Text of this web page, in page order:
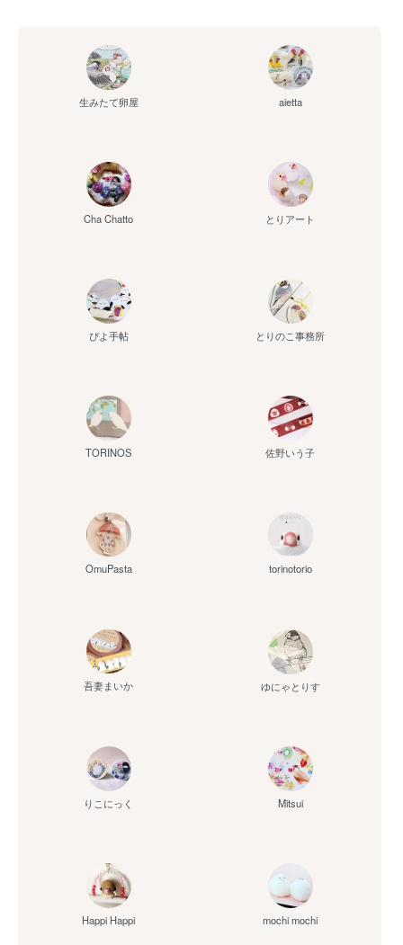
生みたて卵屋 aietta
Cha Chatto とりアート
ぴよ手帖 とりのこ事務所
TORINOS 佐野いう子
OmuPasta torinotorio
吾妻まいか ゆにゃとりす
りこにっく Mitsui
Happi Happi mochi mochi